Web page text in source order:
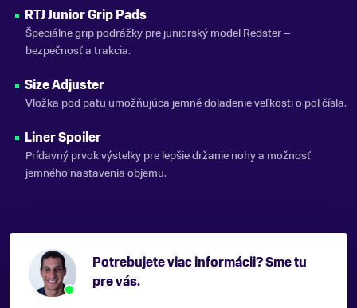
RTJ Junior Grip Pads
Špeciálne grip podrážky pre juniorský model Redster –
bezpečnosť a trakcia.
Size Adjuster
Vložka pod pätu umožňujúca jemné doladenie veľkosti o pol čísla.
Liner Spoiler
Prídavný prvok výstelky pre lepšie držanie nohy a možnosť
jemného nastavenia objemu.
Potrebujete viac informácii? Sme tu
pre vás.